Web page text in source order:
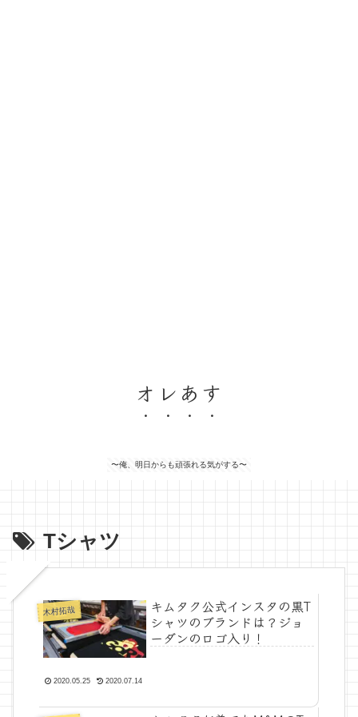
オレあす
〜俺、明日からも頑張れる気がする〜
Tシャツ
木村拓哉
キムタク公式インスタの黒T
シャツのブランドは？ジョ
ーダンのロゴ入り！
2020.05.25 2020.07.14